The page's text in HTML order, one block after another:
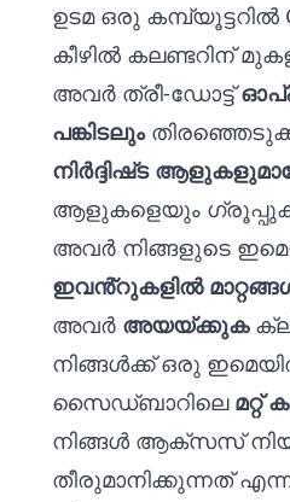
ഉടമ ഒരു കമ്പ്യൂട്ടറിൽ
കീഴിൽ കലണ്ടറിന്
അവർ ത്രീ-ഡോട്ട്
പങ്കിടലും
നിർദ്ദിഷ്‌ട
ആളുകളെയും
അവർ നിങ്ങളുടെ
ഇവൻ്റുകളിൽ
അവർ അയയ്‌ക്കുക
നിങ്ങൾക്ക് ഒരു
സൈഡ്‌ബാറിലെ മറ്റ്
നിങ്ങൾ ആക്‌സസ്
തീരുമാനിക്കുന്നത്